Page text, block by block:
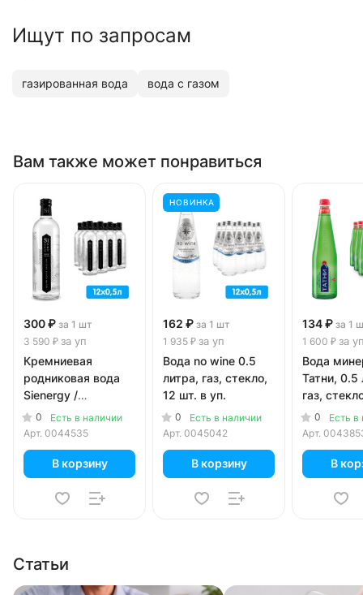
Ищут по запросам
газированная вода вода с газом
Вам также может понравиться
300 ₽ за 1 шт
3 590 ₽ за уп
Кремниевая
родниковая вода
Sienergy /
Сиэнержи 0.5
литра, газ, стекло,
0
Есть в наличии
Арт. 0044535
В корзину
НОВИНКА
162 ₽ за 1 шт
1 935 ₽ за уп
Вода no wine 0.5
литра, газ, стекло,
12 шт. в уп.
0
Есть в наличии
Арт. 0045042
В корзину
134 ₽ за 1
1 600 ₽ за
Вода
Татни, 0.5
газ,
в уп.
0
Есть в
Арт.
В
Статьи